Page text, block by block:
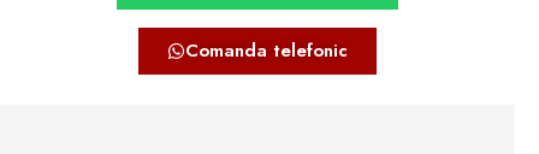
Comanda telefonic